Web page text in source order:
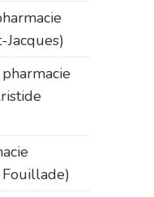
Jacques)
pharmacie